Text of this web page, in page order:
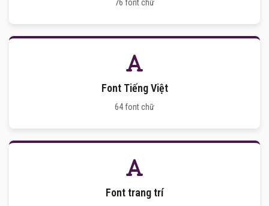
76 font chữ
Font Tiếng Việt
64 font chữ
Font trang trí